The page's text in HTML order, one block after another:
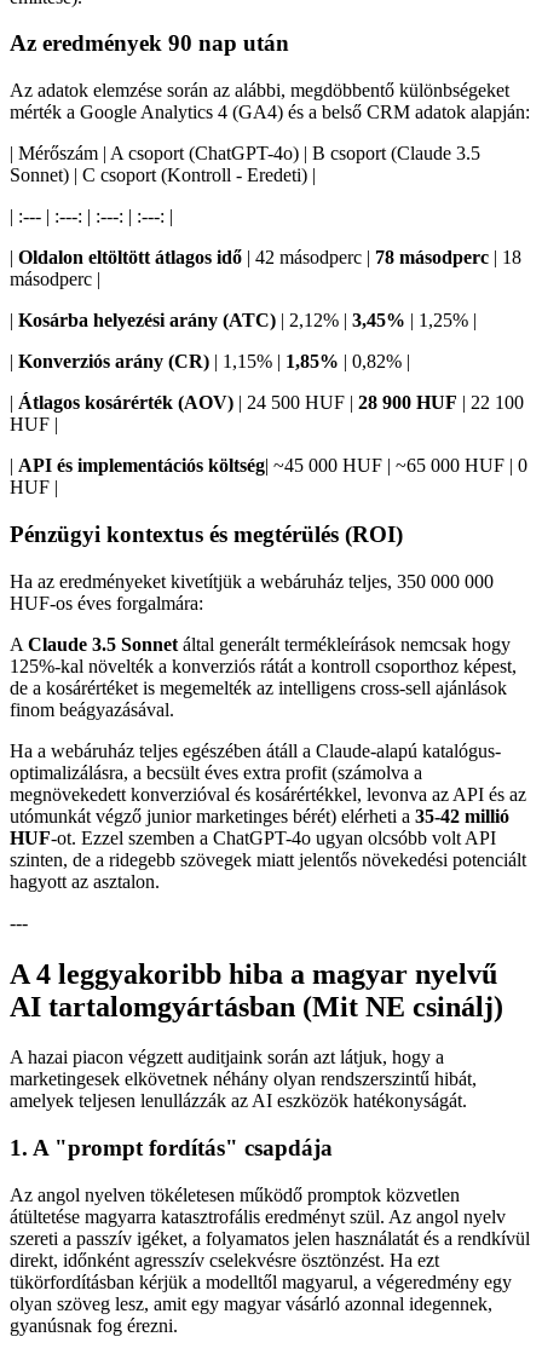
Az eredmények 90 nap után
Az adatok elemzése során az alábbi, megdöbbentő különbségeket
mérték a Google Analytics 4 (GA4) és a belső CRM adatok alapján:
| Mérőszám | A csoport (ChatGPT-4o) | B csoport (Claude 3.5
Sonnet) | C csoport (Kontroll - Eredeti) |
| :--- | :---: | :---: | :---: |
| Oldalon eltöltött átlagos idő | 42 másodperc | 78 másodperc | 18
másodperc |
| Kosárba helyezési arány (ATC) | 2,12% | 3,45% | 1,25% |
| Konverziós arány (CR) | 1,15% | 1,85% | 0,82% |
| Átlagos kosárérték (AOV) | 24 500 HUF | 28 900 HUF | 22 100
HUF |
| API és implementációs költség| ~45 000 HUF | ~65 000 HUF | 0
HUF |
Pénzügyi kontextus és megtérülés (ROI)
Ha az eredményeket kivetítjük a webáruház teljes, 350 000 000
HUF-os éves forgalmára:
A Claude 3.5 Sonnet által generált termékleírások nemcsak hogy
125%-kal növelték a konverziós rátát a kontroll csoporthoz képest,
de a kosárértéket is megemelték az intelligens cross-sell ajánlások
finom beágyazásával.
Ha a webáruház teljes egészében átáll a Claude-alapú katalógus-
optimalizálásra, a becsült éves extra profit (számolva a
megnövekedett konverzióval és kosárértékkel, levonva az API és az
utómunkát végző junior marketinges bérét) elérheti a 35-42 millió
HUF-ot. Ezzel szemben a ChatGPT-4o ugyan olcsóbb volt API
szinten, de a ridegebb szövegek miatt jelentős növekedési potenciált
hagyott az asztalon.
---
A 4 leggyakoribb hiba a magyar nyelvű
AI tartalomgyártásban (Mit NE csinálj)
A hazai piacon végzett auditjaink során azt látjuk, hogy a
marketingesek elkövetnek néhány olyan rendszerszintű hibát,
amelyek teljesen lenullázzák az AI eszközök hatékonyságát.
1. A "prompt fordítás" csapdája
Az angol nyelven tökéletesen működő promptok közvetlen
átültetése magyarra katasztrofális eredményt szül. Az angol nyelv
szereti a passzív igéket, a folyamatos jelen használatát és a rendkívül
direkt, időnként agresszív cselekvésre ösztönzést. Ha ezt
tükörfordításban kérjük a modelltől magyarul, a végeredmény egy
olyan szöveg lesz, amit egy magyar vásárló azonnal idegennek,
gyanúsnak fog érezni.